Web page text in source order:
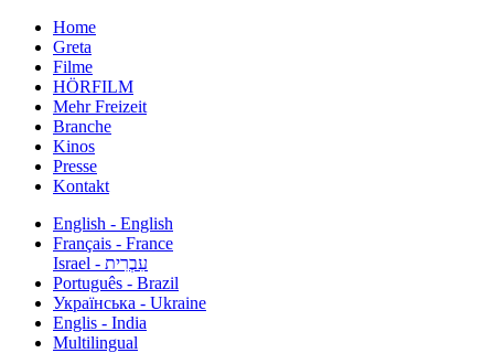
Home
Greta
Filme
HÖRFILM
Mehr Freizeit
Branche
Kinos
Presse
Kontakt
English - English
Français - France
עִבְרִית - Israel
Português - Brazil
Українська - Ukraine
Englis - India
Multilingual